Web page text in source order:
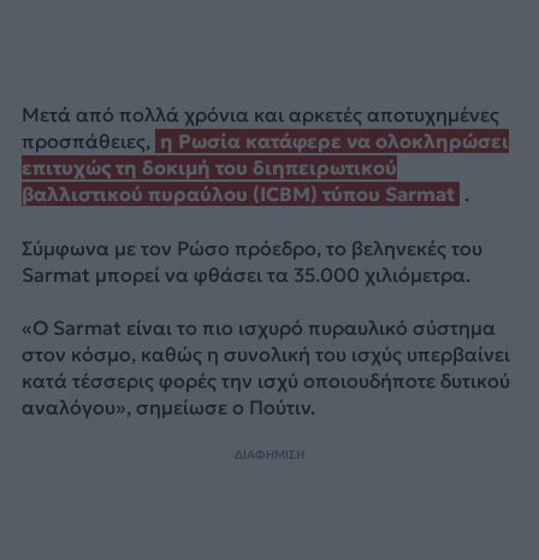
Μετά από πολλά χρόνια και αρκετές αποτυχημένες
προσπάθειες, η Ρωσία κατάφερε να ολοκληρώσει
επιτυχώς τη δοκιμή του διηπειρωτικού
βαλλιστικού πυραύλου (ICBM) τύπου Sarmat .
Σύμφωνα με τον Ρώσο πρόεδρο, το βεληνεκές του
Sarmat μπορεί να φθάσει τα 35.000 χιλιόμετρα.
«Ο Sarmat είναι το πιο ισχυρό πυραυλικό σύστημα
στον κόσμο, καθώς η συνολική του ισχύς υπερβαίνει
κατά τέσσερις φορές την ισχύ οποιουδήποτε δυτικού
αναλόγου», σημείωσε ο Πούτιν.
ΔΙΑΦΗΜΙΣΗ